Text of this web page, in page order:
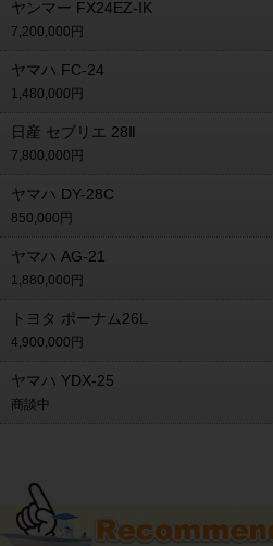
ヤンマー FX24EZ-IK
7,200,000円
ヤマハ FC-24
1,480,000円
日産 セブリエ 28Ⅱ
7,800,000円
ヤマハ DY-28C
850,000円
ヤマハ AG-21
1,880,000円
トヨタ ポーナム26L
4,900,000円
ヤマハ YDX-25
商談中